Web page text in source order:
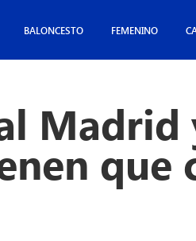
BALONCESTO FEMENINO
Madrid
que